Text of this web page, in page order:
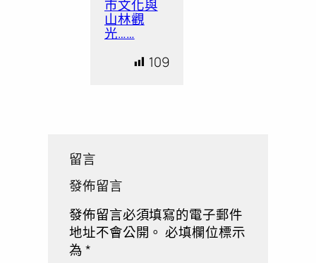
市文化與
山林觀
光……
109
留言
發佈留言
發佈留言必須填寫的電子郵件
地址不會公開。 必填欄位標示
為*